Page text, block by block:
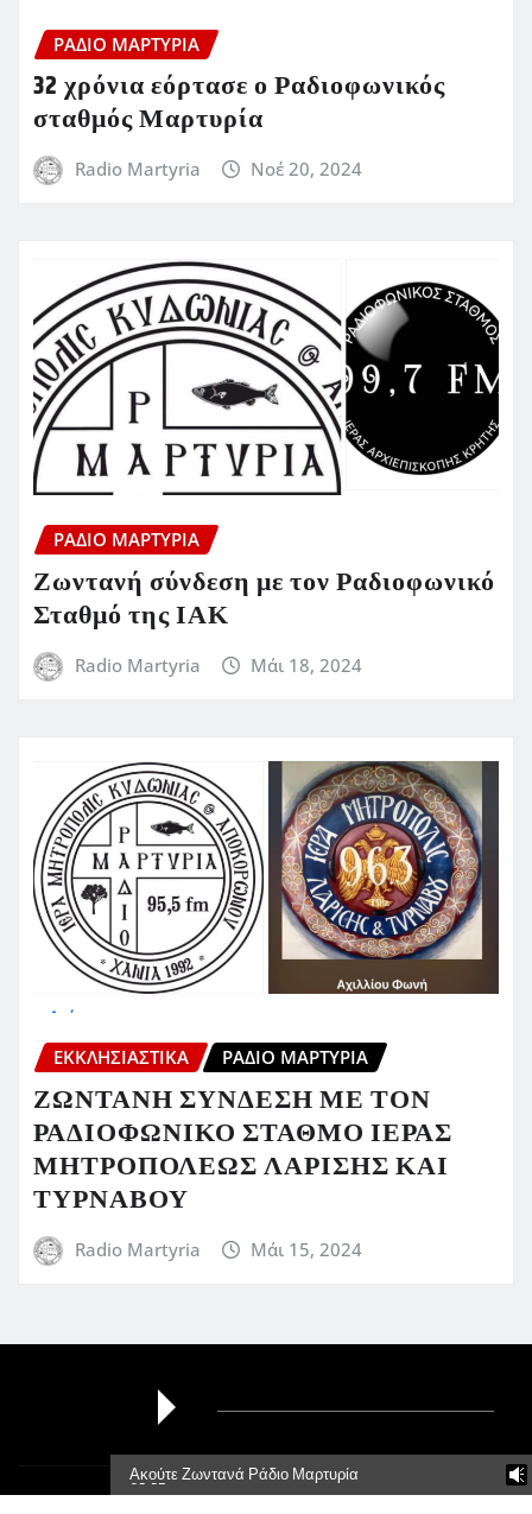
ΡΆΔΙΟ ΜΑΡΤΥΡΊΑ
32 χρόνια εόρτασε ο Ραδιοφωνικός
σταθμός Μαρτυρία
Radio Martyria Νοέ 20, 2024
ΡΆΔΙΟ ΜΑΡΤΥΡΊΑ
Ζωντανή σύνδεση με τον Ραδιοφωνικό
Σταθμό της ΙΑΚ
Radio Martyria Μάι 18, 2024
ΕΚΚΛΗΣΙΑΣΤΙΚΆ ΡΆΔΙΟ ΜΑΡΤΥΡΊΑ
ΖΩΝΤΑΝΗ ΣΥΝΔΕΣΗ ΜΕ ΤΟΝ
ΡΑΔΙΟΦΩΝΙΚΟ ΣΤΑΘΜΟ ΙΕΡΑΣ
ΜΗΤΡΟΠΟΛΕΩΣ ΛΑΡΙΣΗΣ ΚΑΙ
ΤΥΡΝΑΒΟΥ
Radio Martyria Μάι 15, 2024
Ακούτε Ζωντανά Ράδιο Μαρτυρία
95,5Fm